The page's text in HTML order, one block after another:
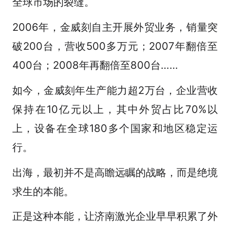
2006年，金威刻自主开展外贸业务，销量突
破200台，营收500多万元；2007年翻倍至
400台；2008年再翻倍至800台……
如今，金威刻年生产能力超2万台，企业营收
保持在10亿元以上，其中外贸占比70%以
上，设备在全球180多个国家和地区稳定运
行。
出海，最初并不是高瞻远瞩的战略，而是绝境
求生的本能。
正是这种本能，让济南激光企业早早积累了外